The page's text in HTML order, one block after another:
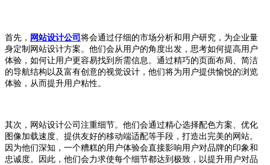
首先， 网站设计公司 将会通过仔细的市场分析和用户研究，为企业量
身定制网站设计方案。他们会从用户的角度出发，思考如何提高用户
体验，如何让用户更容易找到所需信息。通过精巧的页面布局、简洁
的导航结构以及富有创意的视觉设计，他们将为用户提供愉悦的浏览
体验，从而提升用户粘性。
其次，网站设计公司注重细节。他们会通过精心选择配色方案、优化
图像加载速度、提供友好的移动端适配等手段，打造出完美的网站。
因为他们深知，一个糟糕的用户体验会直接影响用户对品牌的印象和
忠诚度。因此，他们会力求使每个细节都达到极致，以提升用户对品